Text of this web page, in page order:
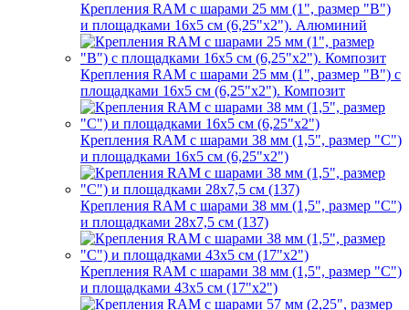
Крепления RAM с шарами 25 мм (1", размер "B")
и площадками 16х5 см (6,25"х2"). Алюминий
Крепления RAM с шарами 25 мм (1", размер "B") с
площадками 16х5 см (6,25"х2"). Композит
Крепления RAM с шарами 38 мм (1,5", размер "C")
и площадками 16х5 см (6,25"х2")
Крепления RAM с шарами 38 мм (1,5", размер "C")
и площадками 28х7,5 см (137)
Крепления RAM с шарами 38 мм (1,5", размер "C")
и площадками 43х5 см (17"х2")